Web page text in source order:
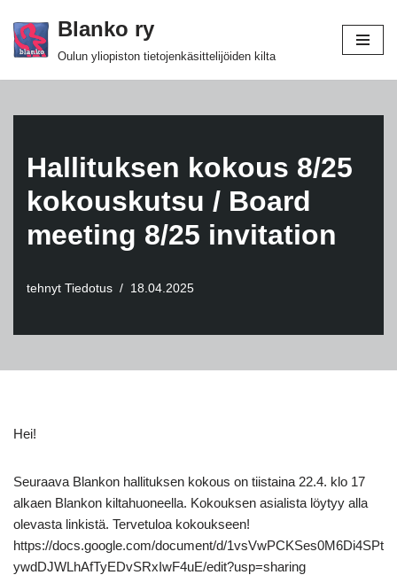
Siirry
Blanko ry
Oulun yliopiston tietojenkäsittelijöiden kilta
Hallituksen kokous 8/25
kokouskutsu / Board
meeting 8/25 invitation
tehnyt Tiedotus 18.04.2025
Hei!
Seuraava Blankon hallituksen kokous on tiistaina 22.4. klo 17
alkaen Blankon kiltahuoneella. Kokouksen asialista löytyy alla
olevasta linkistä. Tervetuloa kokoukseen!
https://docs.google.com/document/d/1vsVwPCKSes0M6Di4SPt
ywdDJWLhAfTyEDvSRxIwF4uE/edit?usp=sharing